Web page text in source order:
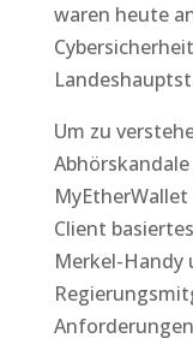
waren heute
Um zu
Client
Merkel-Handy